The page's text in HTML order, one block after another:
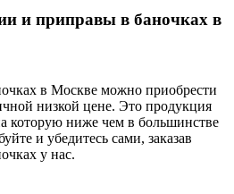
и приправы в баночках в
в Москве можно приобрести
низкой цене. Это продукция
которую ниже чем в большинстве
и убедитесь сами, заказав
у нас.